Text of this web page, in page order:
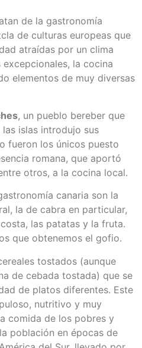
de la gastronomía
de culturas europeas que
atraídas por un clima
la cocina
elementos de muy diversas
, un pueblo bereber que
islas introdujo sus
fueron los únicos puesto
romana, que aportó
otros, a la cocina local.
canaria son la
la de cabra en particular,
las patatas y la fruta.
que obtenemos el gofio.
tostados (aunque
de cebada tostada) que se
de platos diferentes. Este
nutritivo y muy
comida de los pobres y
población en épocas de